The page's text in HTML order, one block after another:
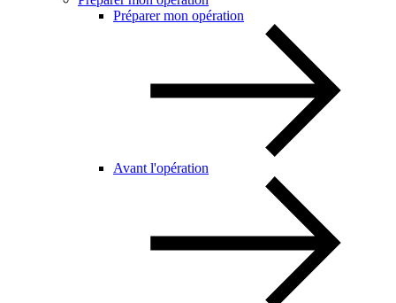
Préparer mon opération
Avant l'opération